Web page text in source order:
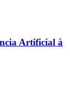
Artificial à